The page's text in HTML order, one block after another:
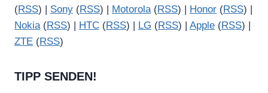
(RSS) | Sony (RSS) | Motorola(RSS) | Honor (RSS) |
Nokia(RSS) | HTC (RSS) | LG (RSS) | Apple (RSS) |
ZTE (RSS)
TIPP SENDEN!